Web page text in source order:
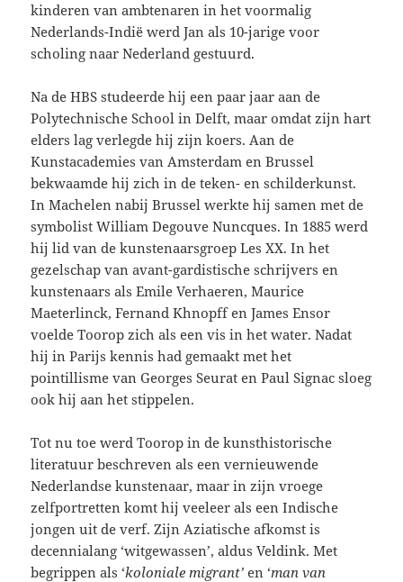
kinderen van ambtenaren in het voormalig
Nederlands-Indië werd Jan als 10-jarige voor
scholing naar Nederland gestuurd.
Na de HBS studeerde hij een paar jaar aan de
Polytechnische School in Delft, maar omdat zijn hart
elders lag verlegde hij zijn koers. Aan de
Kunstacademies van Amsterdam en Brussel
bekwaamde hij zich in de teken- en schilderkunst.
In Machelen nabij Brussel werkte hij samen met de
symbolist William Degouve Nuncques. In 1885 werd
hij lid van de kunstenaarsgroep Les XX. In het
gezelschap van avant-gardistische schrijvers en
kunstenaars als Emile Verhaeren, Maurice
Maeterlinck, Fernand Khnopff en James Ensor
voelde Toorop zich als een vis in het water. Nadat
hij in Parijs kennis had gemaakt met het
pointillisme van Georges Seurat en Paul Signac sloeg
ook hij aan het stippelen.
Tot nu toe werd Toorop in de kunsthistorische
literatuur beschreven als een vernieuwende
Nederlandse kunstenaar, maar in zijn vroege
zelfportretten komt hij veeleer als een Indische
jongen uit de verf. Zijn Aziatische afkomst is
decennialang ‘witgewassen’, aldus Veldink. Met
begrippen als ‘koloniale migrant’ en ‘man van